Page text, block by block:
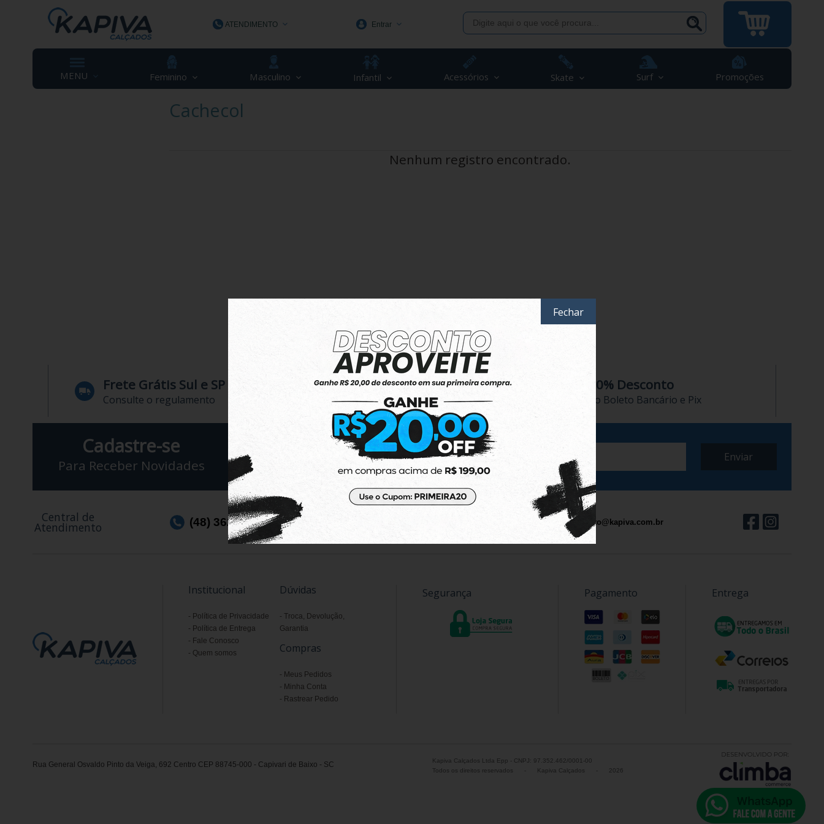
ATENDIMENTO
(48) 3623-1991
contato@kapiva.com.br
Entrar
MENU Feminino Masculino Infantil Acessórios Skate Surf Promoções
Cachecol
Nenhum registro encontrado.
Frete Grátis Sul e SP
Consulte o regulamento
6x Sem Juros
no Cartão de Crédito
10% Desconto
no Boleto Bancário e Pix
Cadastre-se
Para Receber Novidades
Central de
Atendimento (48) 3623-1991 contato@kapiva.com.br
Institucional
Política de Privacidade
Política de Entrega
Fale Conosco
Quem somos
Dúvidas
Troca, Devolução,
Garantia
Compras
Meus Pedidos
Minha Conta
Rastrear Pedido
Segurança Pagamento Entrega
Rua General Osvaldo Pinto da Veiga, 692 Centro CEP 88745-000 - Capivari de Baixo - SC
Kapiva Calçados Ltda Epp - CNPJ: 97.352.462/0001-00
Todos os direitos reservados
- Kapiva Calçados - 2026
Fechar